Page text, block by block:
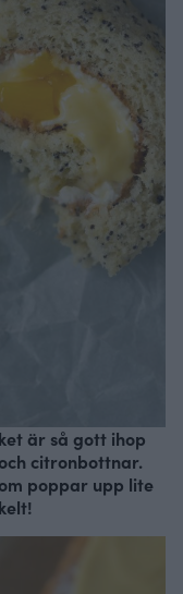
är så gott ihop
citronbottnar.
poppar upp lite